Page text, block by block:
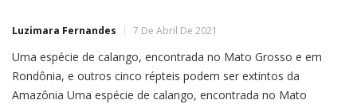
Luzimara Fernandes 7 De Abril De 2021
Uma espécie de calango, encontrada no Mato Grosso e em
Rondônia, e outros cinco répteis podem ser extintos da
Amazônia Uma espécie de calango, encontrada no Mato